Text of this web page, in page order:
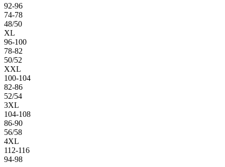
92-96
74-78
48/50
XL
96-100
78-82
50/52
XXL
100-104
82-86
52/54
3XL
104-108
86-90
56/58
4XL
112-116
94-98